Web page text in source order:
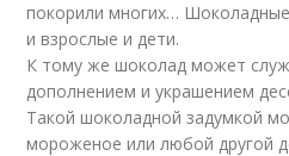
покорили многих…
и взрослые и дети.
К тому же шоколад может
дополнением и украшением
Такой шоколадной задумкой
мороженое или любой другой